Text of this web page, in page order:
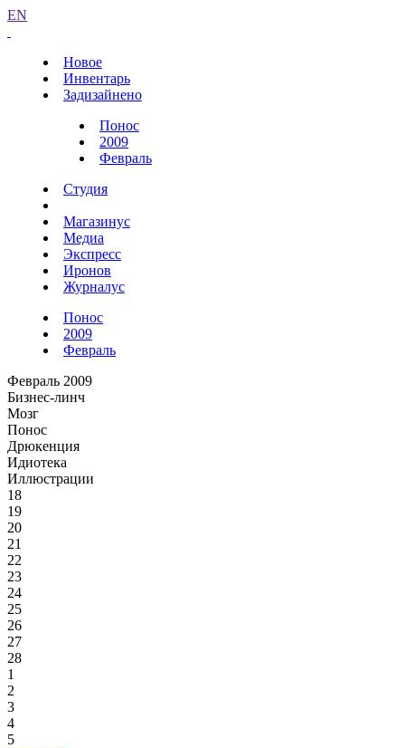
EN
Новое
Инвентарь
Задизайнено
Понос
2009
Февраль
Студия
Магазинус
Медиа
Экспресс
Иронов
Журналус
Понос
2009
Февраль
Февраль 2009
Бизнес-линч
Мозг
Понос
Дрюкенция
Идиотека
Иллюстрации
18
19
20
21
22
23
24
25
26
27
28
1
2
3
4
5